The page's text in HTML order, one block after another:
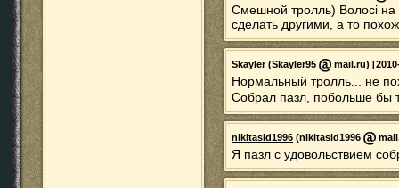
Смешной тролль) Волосі
сделать другими, а то
Skayler(Skayler95 mail.ru)
Нормальный тролль... не
Собрал пазл, побольше бы
nikitasid1996 (nikitasid1996
Я пазл с удовольствием